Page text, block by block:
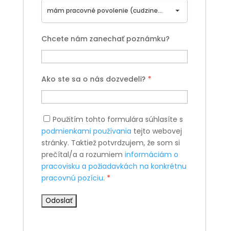
mám pracovné povolenie (cudzinec)
Chcete nám zanechať poznámku?
Ako ste sa o nás dozvedeli? *
Použitím tohto formulára súhlasíte s
podmienkami používania tejto webovej
stránky. Taktiež potvrdzujem, že som si
prečítal/a a rozumiem informáciám o
pracovisku a požiadavkách na konkrétnu
pracovnú pozíciu. *